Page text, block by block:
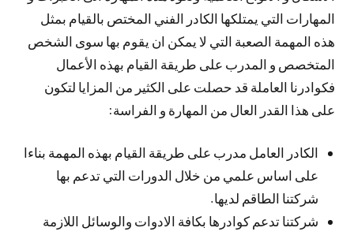
المهارات التي يمتلكها الكادر الفني المختص بالقيام بمثل
هذه المهمة الصعبة التي لا يمكن ان يقوم بها سوى الشخص
المتخصص و المدرب على طريقة القيام بهذه الأعمال
فكوادرنا العاملة قد حصلت على الكثير من المزايا لتكون
على هذا القدر العال من المهارة و الفراسة:
الكادر العامل مدرب على طريقة القيام بهذه المهمة بناءا
على اساس علمي من خلال الدورات التي تدعم بها
شركتنا الطاقم لديها.
شركتنا تدعم كوادرها بكافة الادوات والوسائل اللازمة